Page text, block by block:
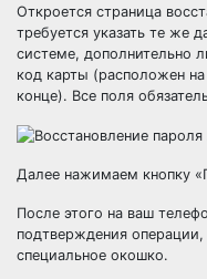
Откроется страница
требуется указать те же
системе, дополнительно
код карты (расположен
конце). Все поля
Далее нажимаем кнопку
После этого на ваш
подтверждения
специальное окошко.